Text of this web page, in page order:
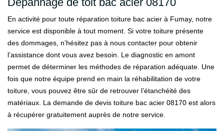
En activité pour toute réparation toiture bac acier à Fumay, notre
service est disponible à tout moment. Si votre toiture présente
des dommages, n’hésitez pas à nous contacter pour obtenir
l’assistance dont vous avez besoin. Le diagnostic en amont
permet de déterminer les méthodes de réparation adéquate. Une
fois que notre équipe prend en main la réhabilitation de votre
toiture, vous pouvez être sûr de retrouver l’étanchéité des
matériaux. La demande de devis toiture bac acier 08170 est alors
à récupérer gratuitement auprès de notre service.